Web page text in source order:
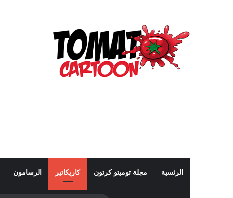
الرئسية مجلة توميتو كرتون كاريكاتير الرسامون